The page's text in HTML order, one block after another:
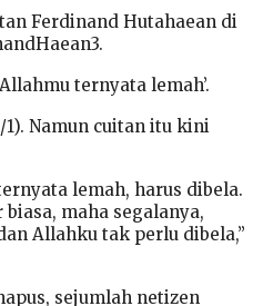
Ferdinand Hutahaean di
ternyata lemah’.
1). Namun cuitan itu kini
lemah, harus dibela.
maha segalanya,
Allahku tak perlu dibela,”
sejumlah netizen